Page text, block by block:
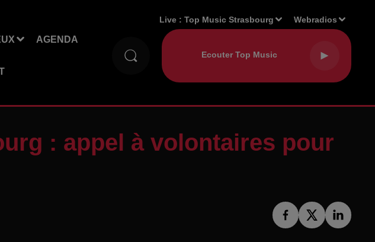
AGENDA
Live :Top Music Strasbourg Webradios
: appel à volontaires pour